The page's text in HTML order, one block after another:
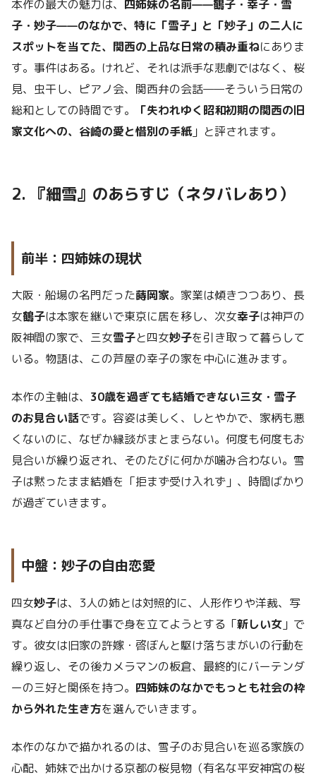
本作の最大の魅力は、 四姉妹の名前——鶴子・幸子・雪
子・妙子——のなかで、特に「雪子」と「妙子」の二人に
スポットを当てた、関西の上品な日常の積み重ねにありま
す。事件はある。けれど、それは派手な悲劇ではなく、桜
見、虫干し、ピアノ会、関西弁の会話——そういう日常の
総和としての時間です。
「失われゆく昭和初期の関西の旧
家文化への、谷崎の愛と惜別の手紙」と評されます。
2. 『細雪』のあらすじ（ネタバレあり）
前半：四姉妹の現状
大阪・船場の名門だった蒔岡家。家業は傾きつつあり、長
女鶴子は本家を継いで東京に居を移し、次女幸子は神戸の
阪神間の家で、三女雪子と四女妙子を引き取って暮らして
いる。物語は、この芦屋の幸子の家を中心に進みます。
本作の主軸は、 30歳を過ぎても結婚できない三女・雪子
のお見合い話です。容姿は美しく、しとやかで、家柄も悪
くないのに、なぜか縁談がまとまらない。何度も何度もお
見合いが繰り返され、そのたびに何かが噛み合わない。雪
子は黙ったまま結婚を「拒まず受け入れず」、時間ばかり
が過ぎていきます。
中盤：妙子の自由恋愛
四女妙子は、3人の姉とは対照的に、人形作りや洋裁、写
真など自分の手仕事で身を立てようとする「新しい女 」で
す。彼女は旧家の許嫁・啓ぼんと駆け落ちまがいの行動を
繰り返し、その後カメラマンの板倉、最終的にバーテンダ
ーの三好と関係を持つ。 四姉妹のなかでもっとも社会の枠
から外れた生き方を選んでいきます。
本作のなかで描かれるのは、雪子のお見合いを巡る家族の
心配、姉妹で出かける京都の桜見物（有名な平安神宮の桜